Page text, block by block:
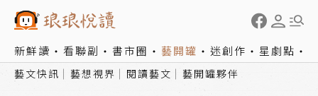
新鮮讀 看聯副 書市圈 藝開罐 迷創作 星劇點
藝文快訊 藝想視界 閱讀藝文 藝開罐夥伴